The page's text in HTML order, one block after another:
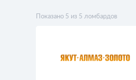
Показано 5 из 5 ломбардов